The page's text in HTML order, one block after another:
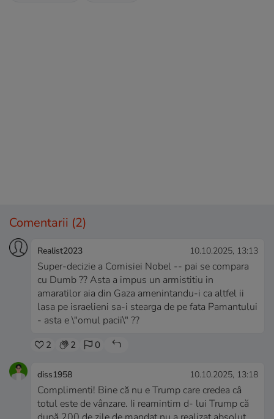
Comentarii (2)
Realist2023 10.10.2025, 13:13
Super-decizie a Comisiei Nobel -- pai se compara
cu Dumb ?? Asta a impus un armistitiu in
amaratilor aia din Gaza amenintandu-i ca altfel ii
lasa pe israelieni sa-i stearga de pe fata Pamantului
- asta e \"omul pacii\" ??
2 2 0
diss1958 10.10.2025, 13:18
Complimenti! Bine că nu e Trump care credea câ
totul este de vânzare. Ii reamintim d- lui Trump că